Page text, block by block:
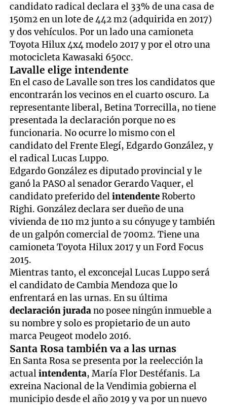
candidato radical declara el 33% de una casa de
150m2 en un lote de 442 m2 (adquirida en 2017)
y dos vehículos. Por un lado una camioneta
Toyota Hilux 4x4 modelo 2017 y por el otro una
motocicleta Kawasaki 650cc.
Lavalle elige intendente
En el caso de Lavalle son tres los candidatos que
encontrarán los vecinos en el cuarto oscuro. La
representante liberal, Betina Torrecilla, no tiene
presentada la declaración porque no es
funcionaria. No ocurre lo mismo con el
candidato del Frente Elegí, Edgardo González, y
el radical Lucas Luppo.
Edgardo González es diputado provincial y le
ganó la PASO al senador Gerardo Vaquer, el
candidato preferido delintendenteRoberto
Righi. González declara ser dueño de una
vivienda de 110 m2 junto a su cónyuge y también
de un galpón comercial de 700m2. Tiene una
camioneta Toyota Hilux 2017 y un Ford Focus
2015.
Mientras tanto, el exconcejal Lucas Luppo será
el candidato de Cambia Mendoza que lo
enfrentará en las urnas. En su última
declaración juradano posee ningún inmueble a
su nombre y solo es propietario de un auto
marca Peugeot modelo 2016.
Santa Rosa también va a las urnas
En Santa Rosa se presenta por la reelección la
actualintendenta, María Flor Destéfanis. La
exreina Nacional de la Vendimia gobierna el
municipio desde el año 2019 y va por un nuevo